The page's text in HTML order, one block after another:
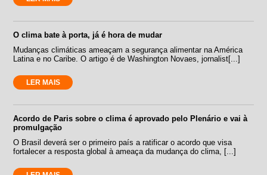
O clima bate à porta, já é hora de mudar
Mudanças climáticas ameaçam a segurança alimentar na América
Latina e no Caribe. O artigo é de Washington Novaes, jornalist[...]
LER MAIS
Acordo de Paris sobre o clima é aprovado pelo Plenário e vai à
promulgação
O Brasil deverá ser o primeiro país a ratificar o acordo que visa
fortalecer a resposta global à ameaça da mudança do clima, [...]